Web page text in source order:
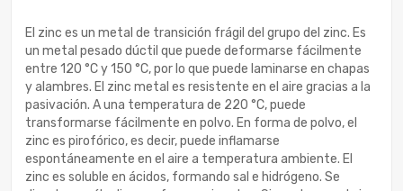
El zinc es un metal de transición frágil del grupo del zinc. Es
un metal pesado dúctil que puede deformarse fácilmente
entre 120 °C y 150 °C, por lo que puede laminarse en chapas
y alambres. El zinc metal es resistente en el aire gracias a la
pasivación. A una temperatura de 220 °C, puede
transformarse fácilmente en polvo. En forma de polvo, el
zinc es pirofórico, es decir, puede inflamarse
espontáneamente en el aire a temperatura ambiente. El
zinc es soluble en ácidos, formando sal e hidrógeno. Se